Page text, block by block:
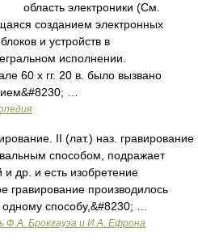
электроники (См.
созданием электронных
и устройств в
исполнении.
60 х гг. 20 в. было вызвано
…
II (лат.) наз. гравирование
способом, подражает
др. и есть изобретение
гравирование производилось
способу,&#8230; …
Ф.А. Брокгауза и И.А. Ефрона